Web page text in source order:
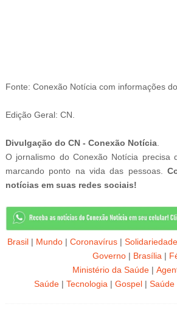
Fonte: Conexão Notícia com informações do
Edição Geral: CN.
Divulgação do CN - Conexão Notícia.
O jornalismo do Conexão Notícia precisa
marcando ponto na vida das pessoas.
notícias em suas redes sociais!
Brasil | Mundo |Coronavírus |Solidariedade
Governo | Brasília |
Ministério da Saúde|
Saúde |Tecnologia |Gospel |Saúde